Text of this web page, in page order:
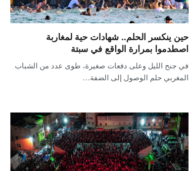
حين ينكسر الحلم.. شهادات حية لمغاربة
اصطدموا بمرارة الواقع في سبتة
في جنح الليل وعلى دفعات صغيرة، طوى عدد من الشباب
المغربي حلم الوصول إلى الضفة…